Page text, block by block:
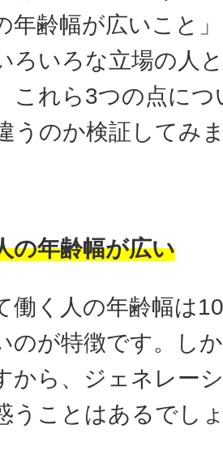
年齢幅が広いこと
ろいろな立場の人
これら3つの点に
うのか検証してみ
の年齢幅が広い
働く人の年齢幅は
のが特徴です。し
から、ジェネレー
うことはあるでし